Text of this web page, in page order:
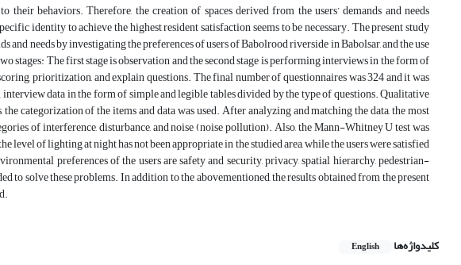
their behaviors. Therefore, the creation of spaces derived from the users’ demands and needs
identity to achieve the highest resident satisfaction seems to be necessary. The present study
and needs by investigating the preferences of users of Babolrood riverside in Babolsar, and the use
stages: The first stage is observation and the second stage is performing interviews in the form of
prioritization, and explain questions. The final number of questionnaires was 324 and it was
data in the form of simple and legible tables divided by the type of questions. Qualitative
categorization of the items and data was used. After analyzing and matching the data, the most
of interference, disturbance, and noise (noise pollution). Also, the Mann-Whitney U test was
level of lighting at night has not been appropriate in the studied area, while the users were satisfied
preferences of the users are safety and security, privacy, spatial hierarchy, pedestrian-
to solve these problems. In addition to the abovementioned, the results obtained from the present
کلیدواژه‌ها English